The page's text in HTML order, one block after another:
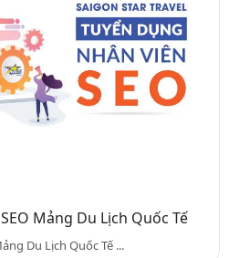
Mảng Du Lịch Quốc Tế
Du Lịch Quốc Tế ...